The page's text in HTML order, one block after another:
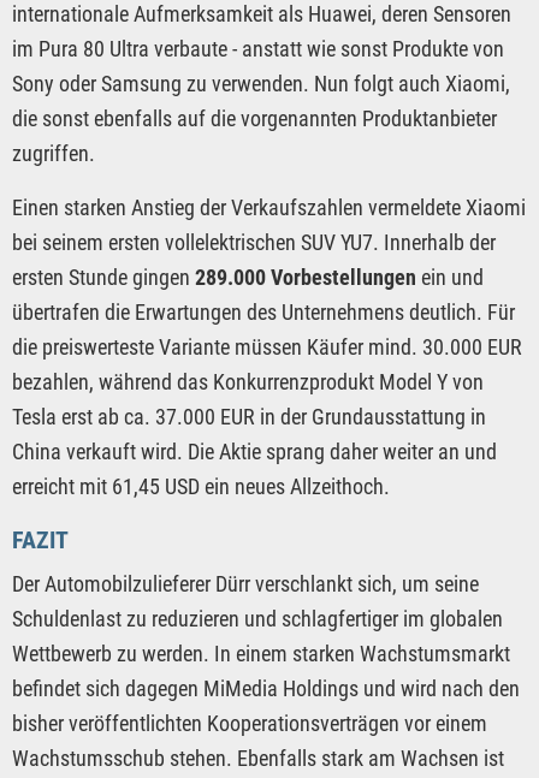
internationale Aufmerksamkeit als Huawei, deren Sensoren
im Pura 80 Ultra verbaute - anstatt wie sonst Produkte von
Sony oder Samsung zu verwenden. Nun folgt auch Xiaomi,
die sonst ebenfalls auf die vorgenannten Produktanbieter
zugriffen.
Einen starken Anstieg der Verkaufszahlen vermeldete Xiaomi
bei seinem ersten vollelektrischen SUV YU7. Innerhalb der
ersten Stunde gingen 289.000 Vorbestellungen ein und
übertrafen die Erwartungen des Unternehmens deutlich. Für
die preiswerteste Variante müssen Käufer mind. 30.000 EUR
bezahlen, während das Konkurrenzprodukt Model Y von
Tesla erst ab ca. 37.000 EUR in der Grundausstattung in
China verkauft wird. Die Aktie sprang daher weiter an und
erreicht mit 61,45 USD ein neues Allzeithoch.
FAZIT
Der Automobilzulieferer Dürr verschlankt sich, um seine
Schuldenlast zu reduzieren und schlagfertiger im globalen
Wettbewerb zu werden. In einem starken Wachstumsmarkt
befindet sich dagegen MiMedia Holdings und wird nach den
bisher veröffentlichten Kooperationsverträgen vor einem
Wachstumsschub stehen. Ebenfalls stark am Wachsen ist